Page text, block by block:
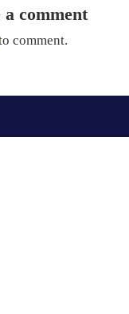
a comment
comment.